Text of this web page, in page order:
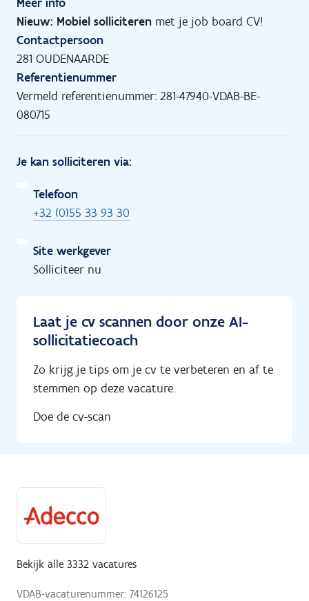
Nieuw: Mobiel solliciteren met je job board CV!
Contactpersoon
281 OUDENAARDE
Referentienummer
Vermeld referentienummer: 281-47940-VDAB-BE-
080715
Je kan solliciteren via:
Telefoon
+32 (0)55 33 93 30
Site werkgever
Solliciteer nu
Laat je cv scannen door onze AI-
sollicitatiecoach
Zo krijg je tips om je cv te verbeteren en af te
stemmen op deze vacature.
Doe de cv-scan
Bekijk alle 3332 vacatures
VDAB-vacaturenummer: 74126125